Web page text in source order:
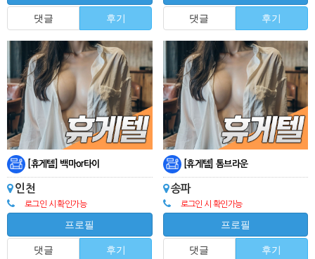
댓글 후기 댓글 후기
[휴게텔] 백마or타이
인천
로그인 시 확인가능
프로필
댓글 후기
[휴게텔] 톰브라운
송파
로그인 시 확인가능
프로필
댓글 후기